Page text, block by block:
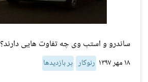
ساندرو و استپ وی چه تفاوت هایی دارند؟
۱۸ مهر ۱۳۹۷ رنوکار پر بازدیدها